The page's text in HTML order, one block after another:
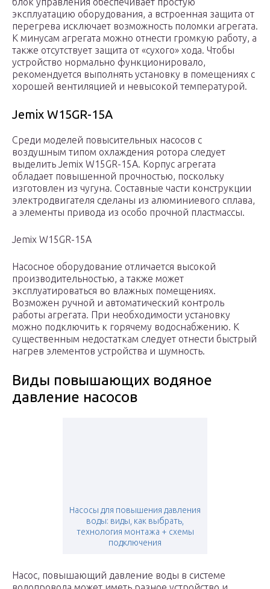
эксплуатацию оборудования, а встроенная защита от
перегрева исключает возможность поломки агрегата.
К минусам агрегата можно отнести громкую работу, а
также отсутствует защита от «сухого» хода. Чтобы
устройство нормально функционировало,
рекомендуется выполнять установку в помещениях с
хорошей вентиляцией и невысокой температурой.
Jemix W15GR-15А
Среди моделей повысительных насосов c
воздушным типом охлаждения ротора следует
выделить Jemix W15GR-15A. Корпус агрегата
обладает повышенной прочностью, поскольку
изготовлен из чугуна. Составные части конструкции
электродвигателя сделаны из алюминиевого сплава,
а элементы привода из особо прочной пластмассы.
Jemix W15GR-15A
Насосное оборудование отличается высокой
производительностью, а также может
эксплуатироваться во влажных помещениях.
Возможен ручной и автоматический контроль
работы агрегата. При необходимости установку
можно подключить к горячему водоснабжению. К
существенным недостаткам следует отнести быстрый
нагрев элементов устройства и шумность.
Виды повышающих водяное
давление насосов
Насосы для повышения давления
воды: виды, как выбрать,
технология монтажа + схемы
подключения
Насос, повышающий давление воды в системе